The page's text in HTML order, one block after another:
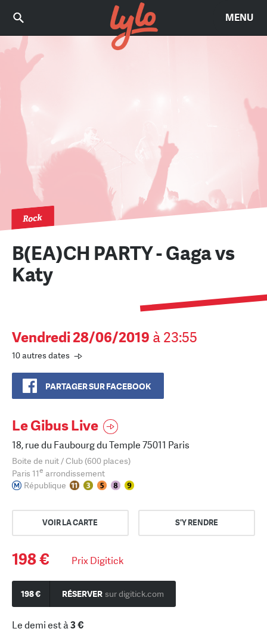
MENU
Rock
B(EA)CH PARTY - Gaga vs
Katy
Vendredi 28/06/2019 à 23:55
10 autres dates
PARTAGER SUR FACEBOOK
Le Gibus Live
18, rue du Faubourg du Temple 75011 Paris
Boite de nuit / Club (600 places)
Paris 11e arrondissement
République
VOIR LA CARTE S'Y RENDRE
198 € Prix Digitick
198 € RÉSERVER sur digitick.com
Le demi est à3 €